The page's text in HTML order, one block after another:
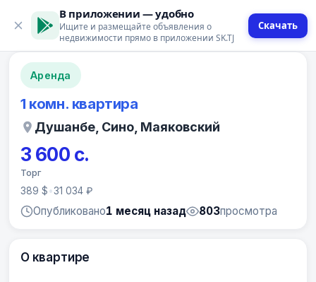
В приложении — удобно
Ищите и размещайте объявления о
недвижимости прямо в приложении SK.TJ
Скачать
12 фото
Аренда
1 комн. квартира
Душанбе, Сино, Маяковский
3 600 с.
Торг
389 $•31 034 ₽
Опубликовано1 месяц назад 803просмотра
О квартире